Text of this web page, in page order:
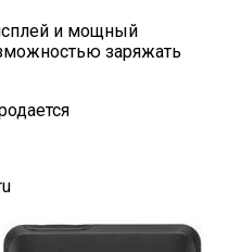
и мощный
заряжать